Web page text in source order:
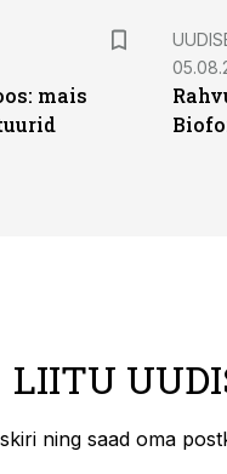
mais
LIITU
ning saad oma